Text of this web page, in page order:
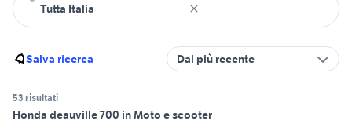
Salva ricerca Dal più recente
53 risultati
Honda deauville 700 in Moto e scooter